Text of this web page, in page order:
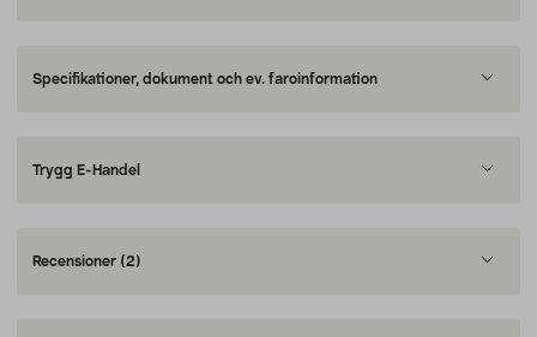
Specifikationer, dokument och ev. faroinformation
Trygg E-Handel
Recensioner (2)